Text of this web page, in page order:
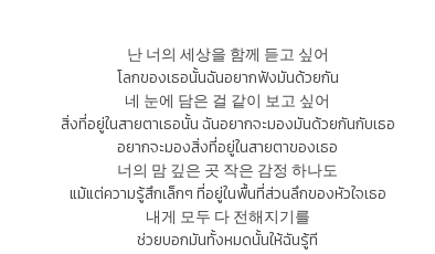
난 너의 세상을 함께 듣고 싶어
โลกของเธอนั้นฉันอยากฟังมันด้วยกัน
네 눈에 담은 걸 같이 보고 싶어
สิ่งที่อยู่ในสายตาเธอนั้น ฉันอยากจะมองมันด้วยกันกับเธอ
อยากจะมองสิ่งที่อยู่ในสายตาของเธอ
너의 맘 깊은 곳 작은 감정 하나도
แม้แต่ความรู้สึกเล็กๆ ที่อยู่ในพื้นที่ส่วนลึกของหัวใจเธอ
내게 모두 다 전해지기를
ช่วยบอกมันทั้งหมดนั้นให้ฉันรู้ที